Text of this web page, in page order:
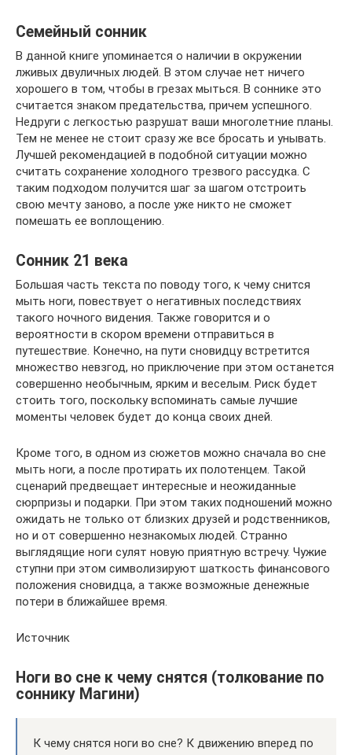
Семейный сонник
В данной книге упоминается о наличии в окружении
лживых двуличных людей. В этом случае нет ничего
хорошего в том, чтобы в грезах мыться. В соннике это
считается знаком предательства, причем успешного.
Недруги с легкостью разрушат ваши многолетние планы.
Тем не менее не стоит сразу же все бросать и унывать.
Лучшей рекомендацией в подобной ситуации можно
считать сохранение холодного трезвого рассудка. С
таким подходом получится шаг за шагом отстроить
свою мечту заново, а после уже никто не сможет
помешать ее воплощению.
Сонник 21 века
Большая часть текста по поводу того, к чему снится
мыть ноги, повествует о негативных последствиях
такого ночного видения. Также говорится и о
вероятности в скором времени отправиться в
путешествие. Конечно, на пути сновидцу встретится
множество невзгод, но приключение при этом останется
совершенно необычным, ярким и веселым. Риск будет
стоить того, поскольку вспоминать самые лучшие
моменты человек будет до конца своих дней.
Кроме того, в одном из сюжетов можно сначала во сне
мыть ноги, а после протирать их полотенцем. Такой
сценарий предвещает интересные и неожиданные
сюрпризы и подарки. При этом таких подношений можно
ожидать не только от близких друзей и родственников,
но и от совершенно незнакомых людей. Странно
выглядящие ноги сулят новую приятную встречу. Чужие
ступни при этом символизируют шаткость финансового
положения сновидца, а также возможные денежные
потери в ближайшее время.
Источник
Ноги во сне к чему снятся (толкование по
соннику Магини)
К чему снятся ноги во сне? К движению вперед по